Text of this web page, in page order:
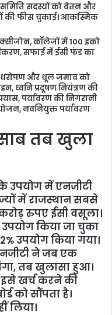
सदस्यों को वेतन और
की फीस चुकाई। आकस्मिक
कॉलेजों में 100 इको
सफाई में ईसी फंड का
और धूल जमाव को
ध्वनि प्रदूषण नियंत्रण की
पर्यावरण की निगरानी
नवनियुक्त पर्यावरण
तब खुला
में एनजीटी
में राजस्थान सबसे
रुपए ईसी वसूला।
किया जा चुका
उपयोग किया गया।
ने जब एक
तब खुलासा हुआ।
खर्च करने की
को सौंपता है।
लिया।